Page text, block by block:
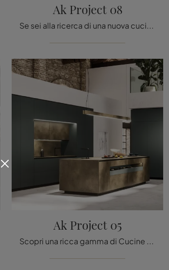
Ak Project 08
Se sei alla ricerca di una nuova cucina, clicca e ottieni informazioni sul modello Ak Project 08 Arrital.
Ak Project 05
Scopri una ricca gamma di Cucine Design con isola: la cucina Ak Project 05 Arrital è finalmente disponibile in laccato opaco!